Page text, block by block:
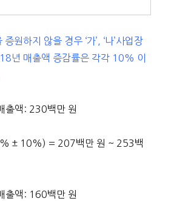
원하지 않을 경우 ‘가’, ‘나’사업장
년 매출액 증감률은 각각 10% 이
출액: 230백만 원
± 10%) = 207백만 원 ~ 253백
출액: 160백만 원